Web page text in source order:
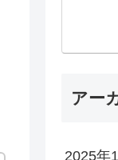
アー
2025年